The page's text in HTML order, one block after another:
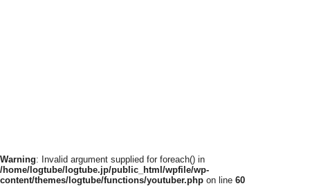
Warning: Invalid argument supplied for foreach() in
/home/logtube/logtube.jp/public_html/wpfile/wp-
content/themes/logtube/functions/youtuber.php on line 60